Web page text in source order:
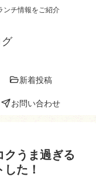
ンチ情報をご紹介
新着投稿
お問い合わせ
クうま過ぎる
た！